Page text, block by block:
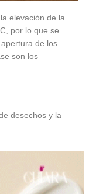
elevación de la
por lo que se
de los
son los
desechos y la